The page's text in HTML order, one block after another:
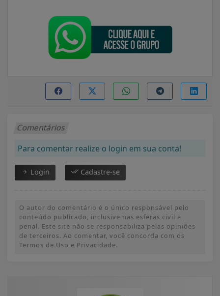
Comentários
Para comentar realize o login em sua conta!
Login Cadastre-se
O autor do comentário é o único responsável pelo
conteúdo publicado, inclusive nas esferas civil e
penal. Este site não se responsabiliza pelas opiniões
de terceiros. Ao comentar, você concorda com os
Termos de Uso e Privacidade.